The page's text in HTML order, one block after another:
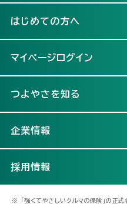
はじめての方へ
マイページログイン
つよやさを知る
企業情報
採用情報
※
「強くてやさしいクルマの保険」の正